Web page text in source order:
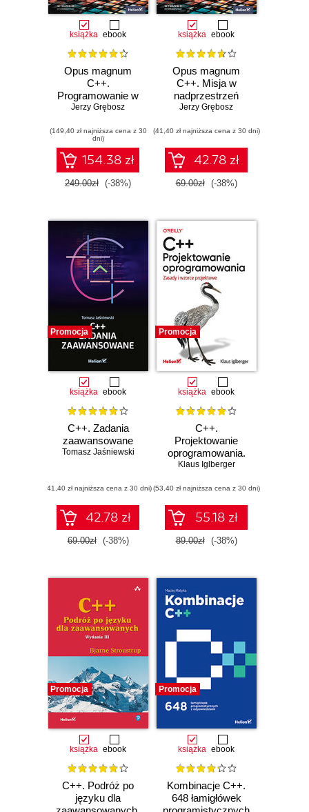
książka ebook
Opus magnum
C++.
Programowanie w
języku C++.
poprawione
(komplet)
Jerzy Grębosz
(149,40 zł najniższa cena z 30
dni)
154.38 zł
249.00zł (-38%)
książka ebook
Opus magnum
C++. Misja w
nadprzestrzeń
C++14/17. Tom 4.
poprawione
Jerzy Grębosz
(41,40 zł najniższa cena z 30 dni)
42.78 zł
69.00zł (-38%)
Promocja
książka ebook
C++. Zadania
zaawansowane
Tomasz Jaśniewski
(41,40 zł najniższa cena z 30 dni)
42.78 zł
69.00zł (-38%)
Promocja
książka ebook
C++.
Projektowanie
oprogramowania.
Zasady i wzorce
Klaus Iglberger
(53,40 zł najniższa cena z 30 dni)
55.18 zł
89.00zł (-38%)
Promocja
książka ebook
C++. Podróż po
języku dla
Promocja
książka ebook
Kombinacje C++.
648 łamigłówek